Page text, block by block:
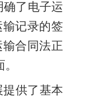
确了电子运
记录的签
合同法正
供了基本